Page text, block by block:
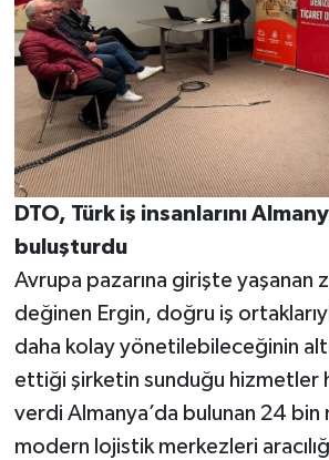
DTO, Türk iş insanlarını
buluşturdu
Avrupa pazarına girişte yaşanan
değinen Ergin, doğru iş
daha kolay yönetilebileceğinin
ettiği şirketin sunduğu hizmetler
verdi Almanya’da bulunan 24
modern lojistik merkezleri